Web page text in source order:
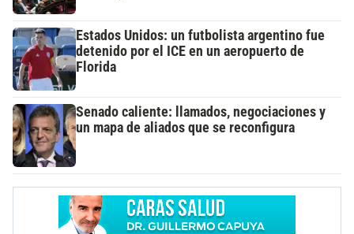
Estados Unidos: un futbolista argentino fue
detenido por el ICE en un aeropuerto de
Florida
Senado caliente: llamados, negociaciones y
un mapa de aliados que se reconfigura